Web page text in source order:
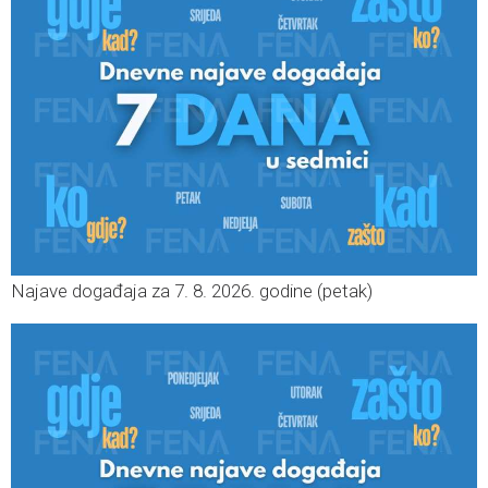
Najave događaja za 7. 8. 2026. godine (petak)